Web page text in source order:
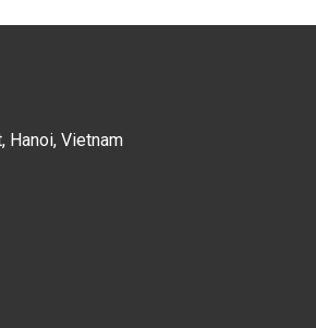
Hanoi, Vietnam